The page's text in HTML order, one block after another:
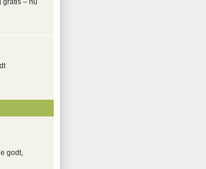
gratis – nu
godt,